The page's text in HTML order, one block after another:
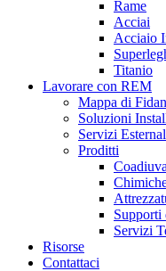
Rame
Acciai
Acciaio
Titanio
Lavorare con REM
Mappa di
Soluzioni
Servizi
Proditti
Supporti
Servizi
Risorse
Contattaci